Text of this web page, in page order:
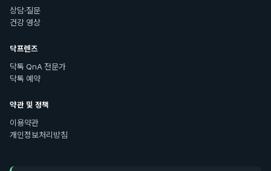
상담·질문
건강 영상
닥프렌즈
닥톡 QnA 전문가
닥톡 예약
약관 및 정책
이용약관
개인정보처리방침